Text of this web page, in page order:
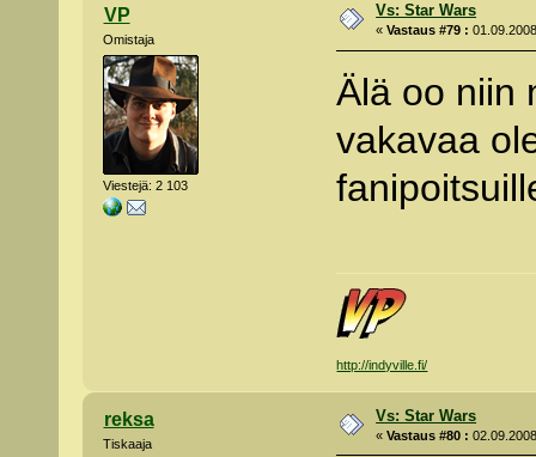
VP
Omistaja
Viestejä: 2 103
Vs: Star Wars
«Vastaus #79 :
Älä oo niin
vakavaa
http://indyville.fi/
reksa
Tiskaaja
Vs: Star Wars
«Vastaus #80 :